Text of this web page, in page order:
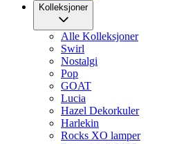
Kolleksjoner
Alle Kolleksjoner
Swirl
Nostalgi
Pop
GOAT
Lucia
Hazel Dekorkuler
Harlekin
Rocks XO lamper